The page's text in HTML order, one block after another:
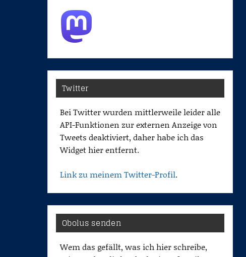
Twitter
Bei Twitter wurden mittlerweile leider alle
API-Funktionen zur externen Anzeige von
Tweets deaktiviert, daher habe ich das
Widget hier entfernt.
Link zu meinem Twitter-Profil.
Obolus senden
Wem das gefällt, was ich hier schreibe,